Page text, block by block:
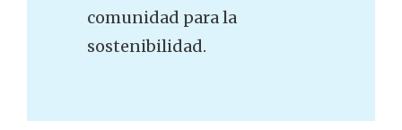
comunidad para la
sostenibilidad.